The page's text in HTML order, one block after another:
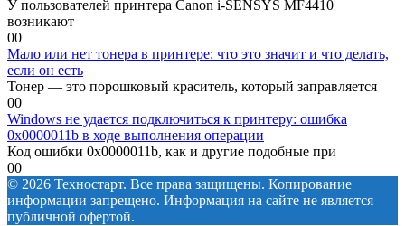
У пользователей принтера Canon i-SENSYS MF4410
возникают
00
Мало или нет тонера в принтере: что это значит и что делать,
если он есть
Тонер — это порошковый краситель, который заправляется
00
Windows не удается подключиться к принтеру: ошибка
0x0000011b в ходе выполнения операции
Код ошибки 0x0000011b, как и другие подобные при
00
© 2026 Техностарт. Все права защищены. Копирование
информации запрещено. Информация на сайте не является
публичной офертой.